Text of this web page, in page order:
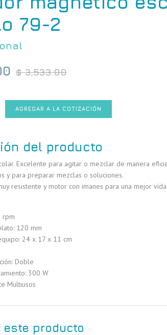
79-2
$ 3,533.00
AGREGAR A LA COTIZACIÓN
del producto
Excelente para agitar o mezclar de manera
y para preparar mezclas o soluciones.
resistente y motor con imanes para una mejor
rpm
120 mm
24 x 17 x 11 cm
Doble
300 W
Multiusos
este producto